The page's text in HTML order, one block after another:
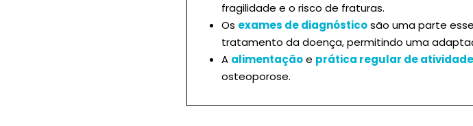
fragilidade e o risco de fraturas.
Os exames de diagnósticosão uma parte
tratamento da doença, permitindo uma
A alimentaçãoe prática regular de
osteoporose.